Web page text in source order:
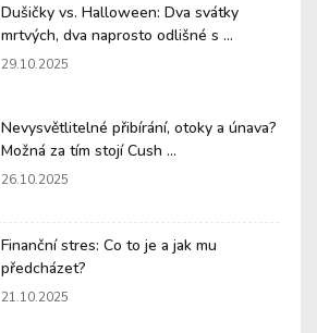
Dušičky vs. Halloween: Dva svátky
mrtvých, dva naprosto odlišné s ...
29.10.2025
Nevysvětlitelné přibírání, otoky a únava?
Možná za tím stojí Cush ...
26.10.2025
Finanční stres: Co to je a jak mu
předcházet?
21.10.2025